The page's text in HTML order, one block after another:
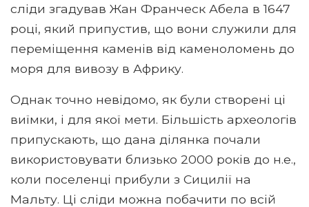
сліди згадував Жан Франческ Абела в 1647
році, який припустив, що вони служили для
переміщення каменів від каменоломень до
моря для вивозу в Африку.
Однак точно невідомо, як були створені ці
виїмки, і для якої мети. Більшість археологів
припускають, що дана ділянка почали
використовувати близько 2000 років до н.е.,
коли поселенці прибули з Сицилії на
Мальту. Ці сліди можна побачити по всій